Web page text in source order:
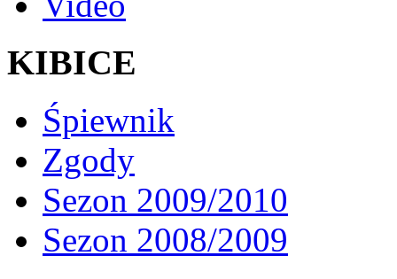
KIBICE
Śpiewnik
Zgody
Sezon 2009/2010
Sezon 2008/2009